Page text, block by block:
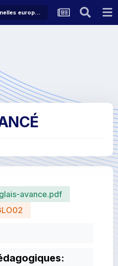
Langues générales et professionnelles européennes
avance.pdf